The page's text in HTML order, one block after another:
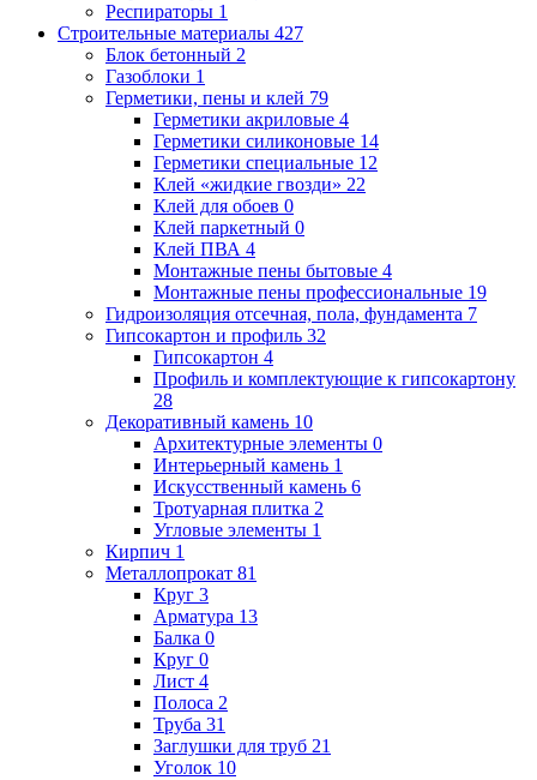
Респираторы 1
Строительные материалы 427
Блок бетонный 2
Газоблоки 1
Герметики, пены и клей 79
Герметики акриловые 4
Герметики силиконовые 14
Герметики специальные 12
Клей «жидкие гвозди» 22
Клей для обоев 0
Клей паркетный 0
Клей ПВА 4
Монтажные пены бытовые 4
Монтажные пены профессиональные 19
Гидроизоляция отсечная, пола, фундамента 7
Гипсокартон и профиль 32
Гипсокартон 4
Профиль и комплектующие к гипсокартону
28
Декоративный камень 10
Архитектурные элементы 0
Интерьерный камень 1
Искусственный камень 6
Тротуарная плитка 2
Угловые элементы 1
Кирпич 1
Металлопрокат 81
Круг 3
Арматура 13
Балка 0
Круг 0
Лист 4
Полоса 2
Труба 31
Заглушки для труб 21
Уголок 10